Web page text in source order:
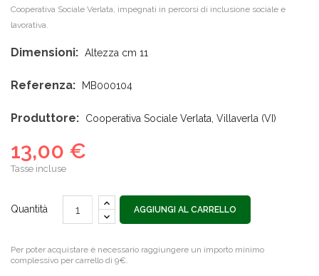
Cooperativa Sociale Verlata, impegnati in percorsi di inclusione sociale e
lavorativa.
Dimensioni: Altezza cm 11
Referenza: MB000104
Produttore: Cooperativa Sociale Verlata, Villaverla (VI)
13,00 €
Tasse incluse
Quantità AGGIUNGI AL CARRELLO
Per poter acquistare è necessario raggiungere un importo minimo
complessivo per carrello di 9€.